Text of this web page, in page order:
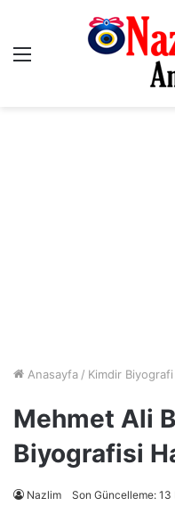
Menü
Anasayfa / Kimdir Biyografi
Mehmet Ali
Biyografisi
Nazlim Son Güncelleme: